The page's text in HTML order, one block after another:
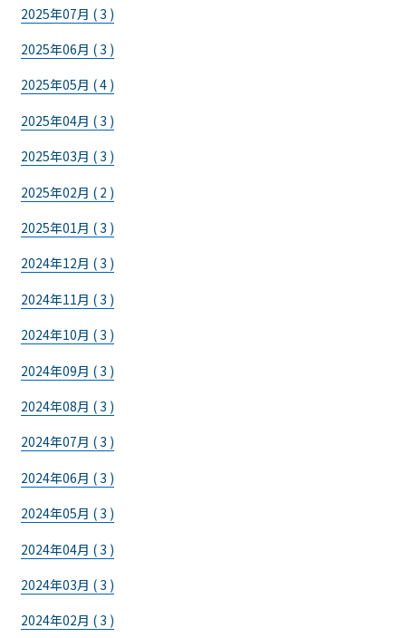
2025年07月 ( 3 )
2025年06月 ( 3 )
2025年05月 ( 4 )
2025年04月 ( 3 )
2025年03月 ( 3 )
2025年02月 ( 2 )
2025年01月 ( 3 )
2024年12月 ( 3 )
2024年11月 ( 3 )
2024年10月 ( 3 )
2024年09月 ( 3 )
2024年08月 ( 3 )
2024年07月 ( 3 )
2024年06月 ( 3 )
2024年05月 ( 3 )
2024年04月 ( 3 )
2024年03月 ( 3 )
2024年02月 ( 3 )